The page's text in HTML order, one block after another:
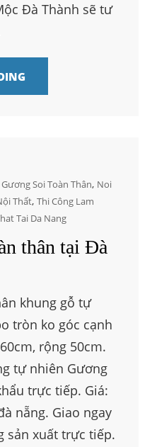
Đà Thành sẽ tư
Gương Soi Toàn Thân, Noi
Thất, Thi Công Lam
Tai Da Nang
thân tại Đà
khung gỗ tự
tròn ko góc cạnh
rộng 50cm.
tự nhiên Gương
trực tiếp. Giá:
nẵng. Giao ngay
sản xuất trực tiếp.